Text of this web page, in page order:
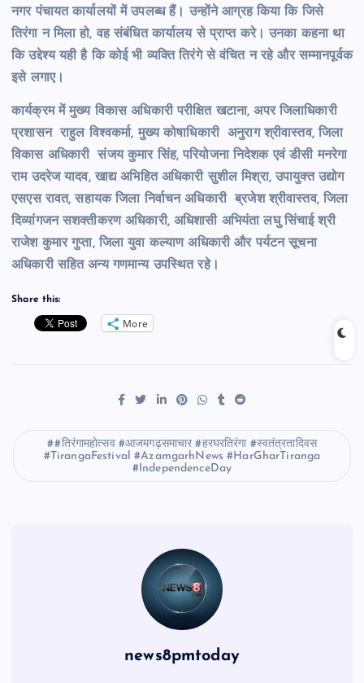
नगर पंचायत कार्यालयों में उपलब्ध हैं। उन्होंने आग्रह किया कि जिसे
तिरंगा न मिला हो, वह संबंधित कार्यालय से प्राप्त करे। उनका कहना था
कि उद्देश्य यही है कि कोई भी व्यक्ति तिरंगे से वंचित न रहे और सम्मानपूर्वक
इसे लगाए।
कार्यक्रम में मुख्य विकास अधिकारी परीक्षित खटाना, अपर जिलाधिकारी
प्रशासन राहुल विश्वकर्मा, मुख्य कोषाधिकारी अनुराग श्रीवास्तव, जिला
विकास अधिकारी संजय कुमार सिंह, परियोजना निदेशक एवं डीसी मनरेगा
राम उदरेज यादव, खाद्य अभिहित अधिकारी सुशील मिश्रा, उपायुक्त उद्योग
एसएस रावत, सहायक जिला निर्वाचन अधिकारी ब्रजेश श्रीवास्तव, जिला
दिव्यांगजन सशक्तीकरण अधिकारी, अधिशासी अभियंता लघु सिंचाई श्री
राजेश कुमार गुप्ता, जिला युवा कल्याण अधिकारी और पर्यटन सूचना
अधिकारी सहित अन्य गणमान्य उपस्थित रहे।
Share this:
More
#तिरंगामहोत्सव #आजमगढ़समाचार #हरघरतिरंगा #स्वतंत्रतादिवस
#TirangaFestival #AzamgarhNews #HarGharTiranga
#IndependenceDay
news8pmtoday